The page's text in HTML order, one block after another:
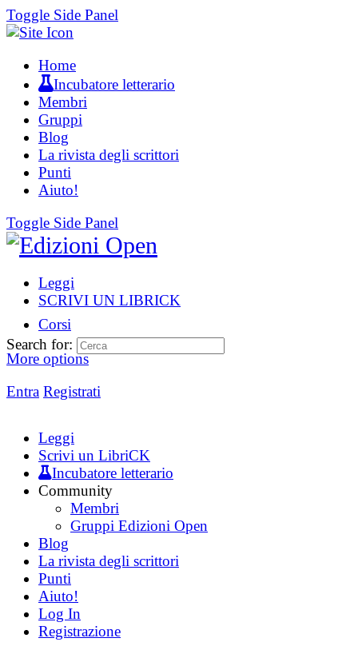
Toggle Side Panel
Home
Incubatore letterario
Membri
Gruppi
Blog
La rivista degli scrittori
Punti
Aiuto!
Toggle Side Panel
Leggi
SCRIVI UN LIBRICK
Corsi
More options
Entra Registrati
Search for:
Leggi
Scrivi un LibriCK
Incubatore letterario
Community
Membri
Gruppi Edizioni Open
Blog
La rivista degli scrittori
Punti
Aiuto!
Log In
Registrazione